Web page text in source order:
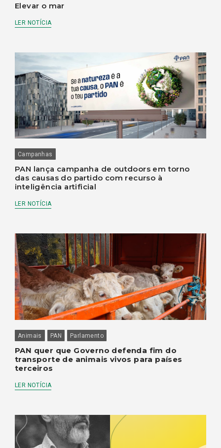
Elevar o mar
LER NOTÍCIA
Campanhas
PAN lança campanha de outdoors em torno
das causas do partido com recurso à
inteligência artificial
LER NOTÍCIA
Animais PAN Parlamento
PAN quer que Governo defenda fim do
transporte de animais vivos para países
terceiros
LER NOTÍCIA